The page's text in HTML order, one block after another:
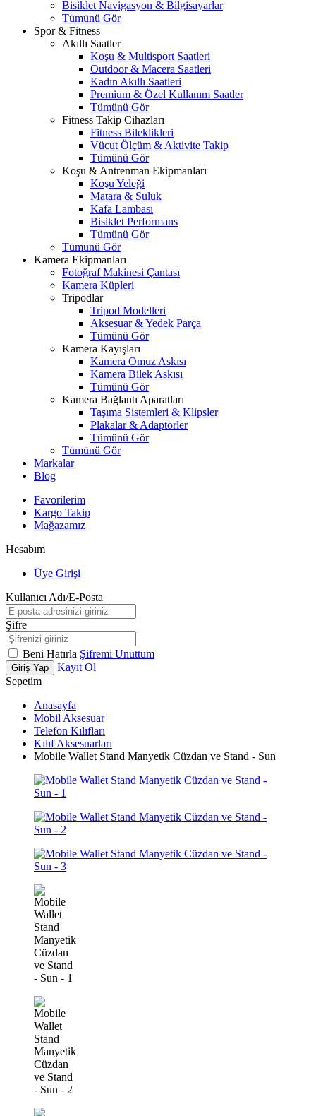
Bisiklet Navigasyon & Bilgisayarlar
Tümünü Gör
Spor & Fitness
Akıllı Saatler
Koşu & Multisport Saatleri
Outdoor & Macera Saatleri
Kadın Akıllı Saatleri
Premium & Özel Kullanım Saatler
Tümünü Gör
Fitness Takip Cihazları
Fitness Bileklikleri
Vücut Ölçüm & Aktivite Takip
Tümünü Gör
Koşu & Antrenman Ekipmanları
Koşu Yeleği
Matara & Suluk
Kafa Lambası
Bisiklet Performans
Tümünü Gör
Tümünü Gör
Kamera Ekipmanları
Fotoğraf Makinesi Çantası
Kamera Küpleri
Tripodlar
Tripod Modelleri
Aksesuar & Yedek Parça
Tümünü Gör
Kamera Kayışları
Kamera Omuz Askısı
Kamera Bilek Askısı
Tümünü Gör
Kamera Bağlantı Aparatları
Taşıma Sistemleri & Klipsler
Plakalar & Adaptörler
Tümünü Gör
Tümünü Gör
Markalar
Blog
Favorilerim
Kargo Takip
Mağazamız
Hesabım
Üye Girişi
Kullanıcı Adı/E-Posta
Şifre
Beni Hatırla Şifremi Unuttum
Giriş Yap
Kayıt Ol
Sepetim
Anasayfa
Mobil Aksesuar
Telefon Kılıfları
Kılıf Aksesuarları
Mobile Wallet Stand Manyetik Cüzdan ve Stand - Sun